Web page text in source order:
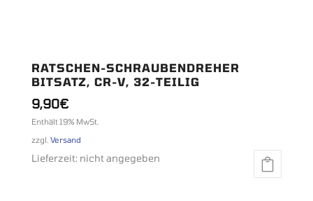
RATSCHEN-SCHRAUBENDREHER
BITSATZ, CR-V, 32-TEILIG
9,90€
Enthält 19% MwSt.
zzgl. Versand
Lieferzeit: nicht angegeben